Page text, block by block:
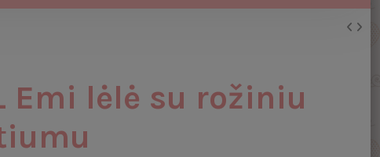
Emi lėlė su rožiniu